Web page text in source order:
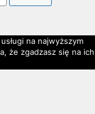
na najwyższym
że zgadzasz się na ich